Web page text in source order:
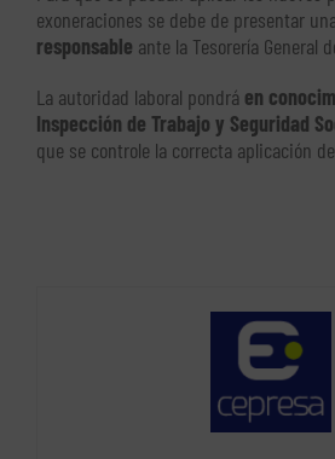
exoneraciones se debe de presentar una
responsable ante la Tesorería General
La autoridad laboral pondrá en
Inspección de Trabajo y Seguridad
que se controle la correcta aplicación